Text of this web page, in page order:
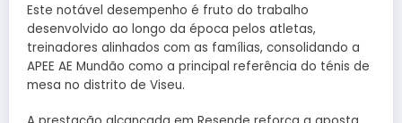
Este notável desempenho é fruto do trabalho
desenvolvido ao longo da época pelos atletas,
treinadores alinhados com as famílias, consolidando a
APEE AE Mundão como a principal referência do ténis de
mesa no distrito de Viseu.